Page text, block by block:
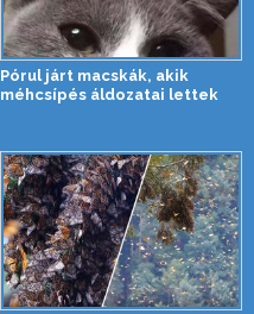
Pórul járt macskák, akik
méhcsípés áldozatai lettek